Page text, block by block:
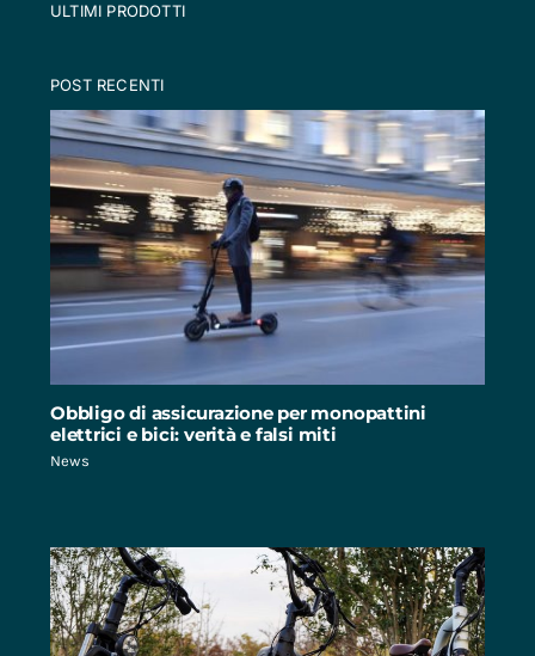
ULTIMI PRODOTTI
POST RECENTI
Obbligo di assicurazione per monopattini
elettrici e bici: verità e falsi miti
News